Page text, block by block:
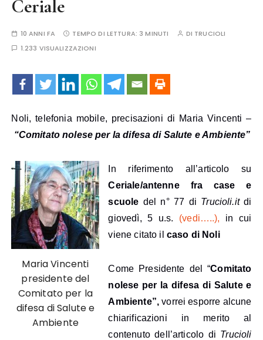
Ceriale
10 ANNI FA TEMPO DI LETTURA: 3 MINUTI DI TRUCIOLI
1.233 VISUALIZZAZIONI
Noli, telefonia mobile, precisazioni di Maria Vincenti –
“Comitato nolese per la difesa di Salute e Ambiente”
Maria Vincenti
presidente del
Comitato per la
difesa di Salute e
Ambiente
In riferimento all’articolo su
Ceriale/antenne fra case e
scuole del n° 77 di Trucioli.itdi
giovedì, 5 u.s. (vedi…..), in cui
viene citato il caso di Noli
Come Presidente del “Comitato
nolese per la difesa di Salute e
Ambiente”, vorrei esporre alcune
chiarificazioni in merito al
contenuto dell’articolo di Trucioli